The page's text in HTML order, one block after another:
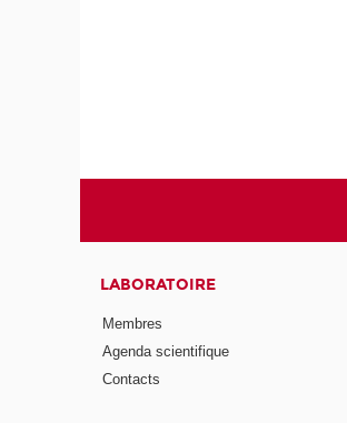
LABORATOIRE
Membres
Agenda scientifique
Contacts